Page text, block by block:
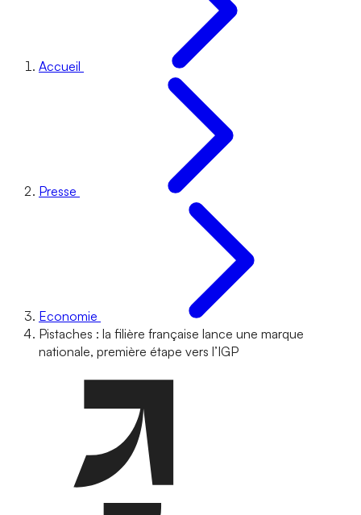
Accueil
Presse
Economie
Pistaches : la filière française lance une marque
nationale, première étape vers l’IGP